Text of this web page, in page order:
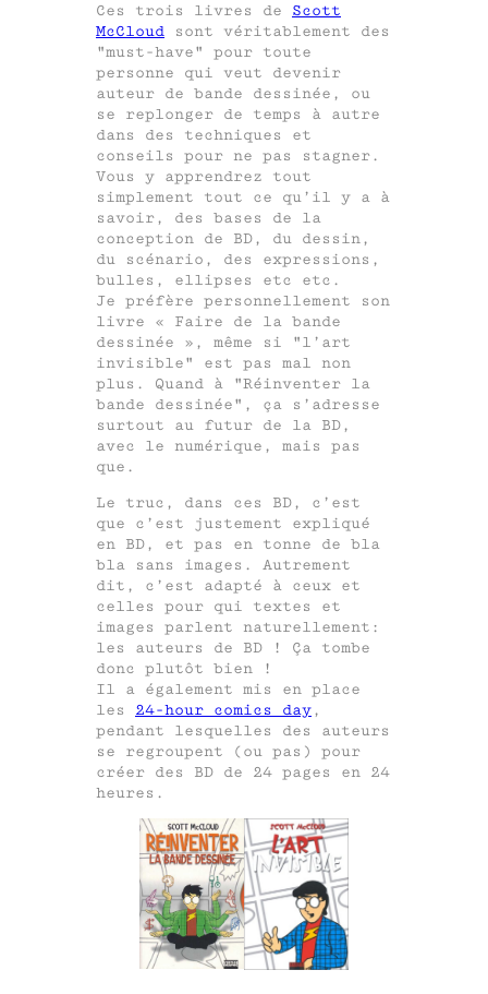
Ces trois livres de Scott
McCloud sont véritablement des
must-have
pour toute
personne qui veut devenir
auteur de bande dessinée, ou
se replonger de temps à autre
dans des techniques et
conseils pour ne pas stagner.
Vous y apprendrez tout
simplement tout ce qu’il y a à
savoir, des bases de la
conception de BD, du dessin,
du scénario, des expressions,
bulles, ellipses etc etc.
Je préfère personnellement son
livre « Faire de la bande
dessinée », même si
l’art
invisible
est pas mal non
plus. Quand à
Réinventer la
bande dessinée
, ça s’adresse
surtout au futur de la BD,
avec le numérique, mais pas
que.
Le truc, dans ces BD, c’est
que c’est justement expliqué
en BD, et pas en tonne de bla
bla sans images. Autrement
dit, c’est adapté à ceux et
celles pour qui textes et
images parlent naturellement:
les auteurs de BD ! Ça tombe
donc plutôt bien !
Il a également mis en place
les 24-hour comics day,
pendant lesquelles des auteurs
se regroupent (ou pas) pour
créer des BD de 24 pages en 24
heures.